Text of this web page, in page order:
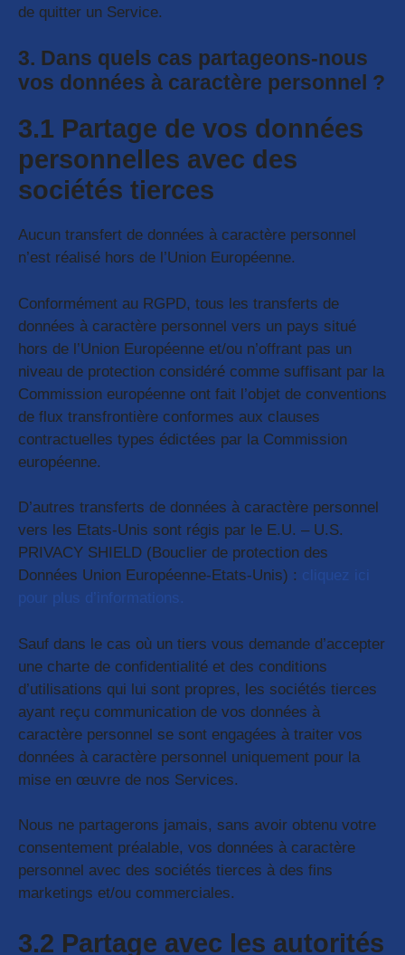
de quitter un Service.
3. Dans quels cas partageons-nous
vos données à caractère personnel ?
3.1 Partage de vos données
personnelles avec des
sociétés tierces
Aucun transfert de données à caractère personnel
n’est réalisé hors de l’Union Européenne.
Conformément au RGPD, tous les transferts de
données à caractère personnel vers un pays situé
hors de l’Union Européenne et/ou n’offrant pas un
niveau de protection considéré comme suffisant par la
Commission européenne ont fait l’objet de conventions
de flux transfrontière conformes aux clauses
contractuelles types édictées par la Commission
européenne.
D’autres transferts de données à caractère personnel
vers les Etats-Unis sont régis par le E.U. – U.S.
PRIVACY SHIELD (Bouclier de protection des
Données Union Européenne-Etats-Unis) : cliquez ici
pour plus d’informations.
Sauf dans le cas où un tiers vous demande d’accepter
une charte de confidentialité et des conditions
d’utilisations qui lui sont propres, les sociétés tierces
ayant reçu communication de vos données à
caractère personnel se sont engagées à traiter vos
données à caractère personnel uniquement pour la
mise en œuvre de nos Services.
Nous ne partagerons jamais, sans avoir obtenu votre
consentement préalable, vos données à caractère
personnel avec des sociétés tierces à des fins
marketings et/ou commerciales.
3.2 Partage avec les autorités